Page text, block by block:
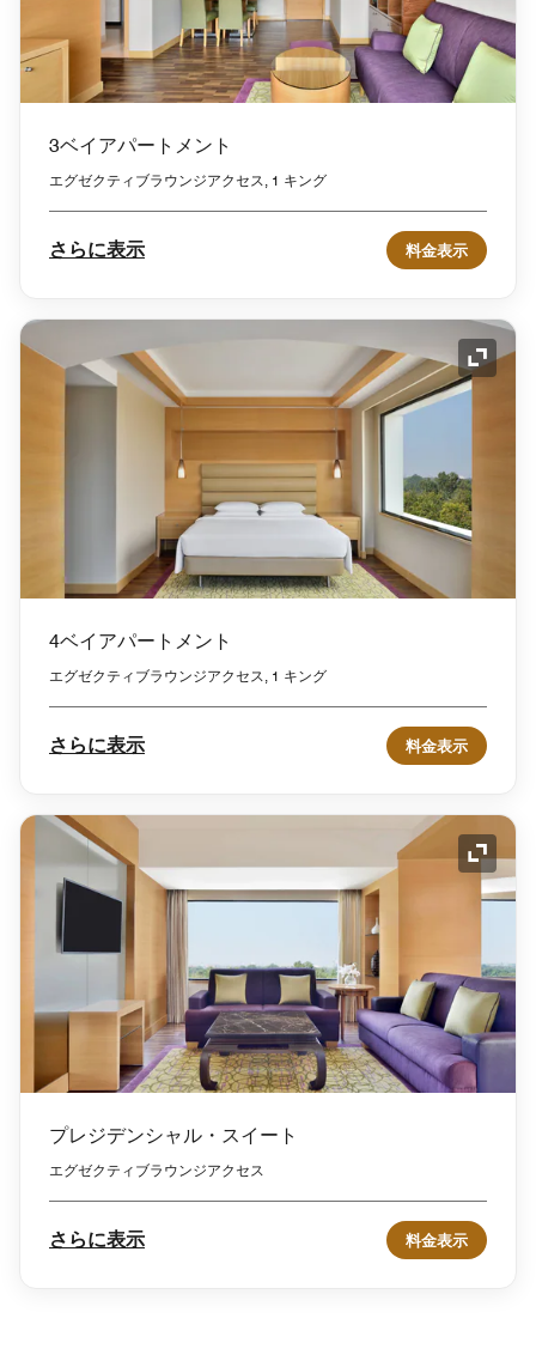
3ベイアパートメント
エグゼクティブラウンジアクセス, 1 キング
さらに表示 料金表示
アイ
4ベイアパートメント
エグゼクティブラウンジアクセス, 1 キング
さらに表示 料金表示
アイ
プレジデンシャル・スイート
エグゼクティブラウンジアクセス
さらに表示 料金表示